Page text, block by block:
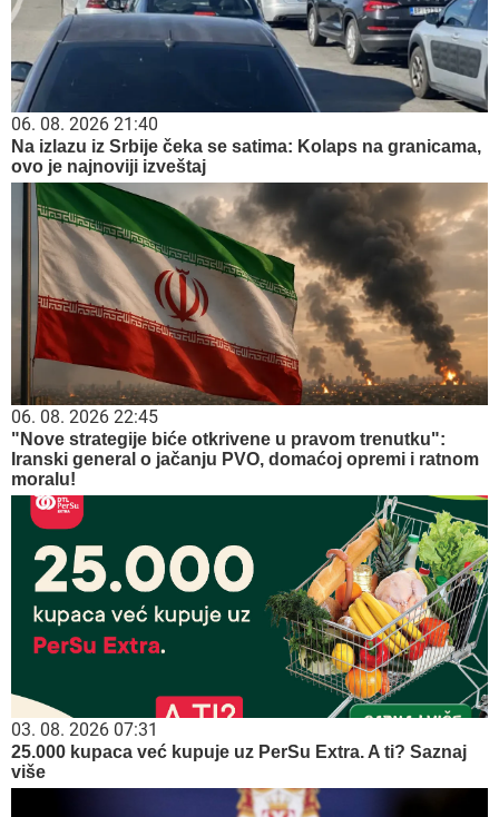
06. 08. 2026 21:40
Na izlazu iz Srbije čeka se satima: Kolaps na granicama,
ovo je najnoviji izveštaj
06. 08. 2026 22:45
"Nove strategije biće otkrivene u pravom trenutku":
Iranski general o jačanju PVO, domaćoj opremi i ratnom
moralu!
03. 08. 2026 07:31
25.000 kupaca već kupuje uz PerSu Extra. A ti? Saznaj
više